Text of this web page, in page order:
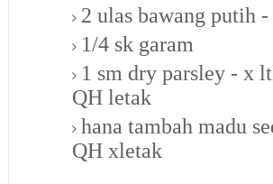
2 ulas bawang putih
1/4 sk garam
1 sm dry parsley - x
QH letak
hana tambah madu
QH xletak